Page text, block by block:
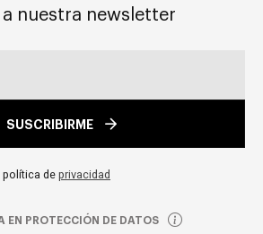
a nuestra newsletter
SUSCRIBIRME
política deprivacidad
EN PROTECCIÓN DE DATOS